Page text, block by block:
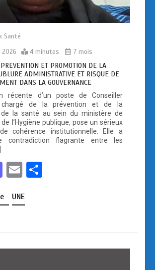
Santé
2026
4 minutes 7 mois
ET PROMOTION DE LA
ADMINISTRATIVE ET RISQUE DE
DANS LA GOUVERNANCE
récente d’un poste de Conseiller
chargé de la prévention et de la
la santé au sein du ministère de
l’Hygiène publique, pose un sérieux
cohérence institutionnelle. Elle a
contradiction flagrante entre les
M
st
d
o
E
ail
er
UNE